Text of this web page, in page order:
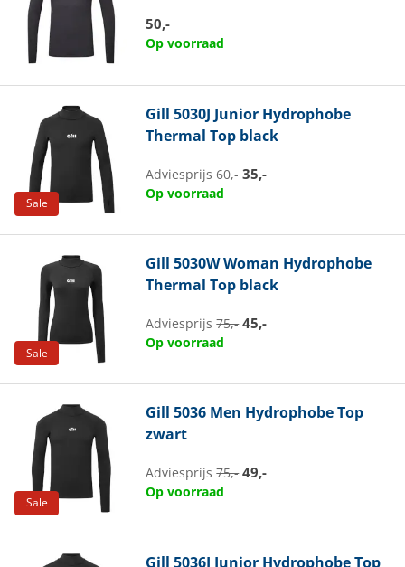
50,-
Op voorraad
Sale
Gill 5030J Junior Hydrophobe
Thermal Top black
Adviesprijs60,- 35,-
Op voorraad
Sale
Gill 5030W Woman Hydrophobe
Thermal Top black
Adviesprijs75,- 45,-
Op voorraad
Sale
Gill 5036 Men Hydrophobe Top
zwart
Adviesprijs75,- 49,-
Op voorraad
Gill 5036J Junior Hydrophobe Top